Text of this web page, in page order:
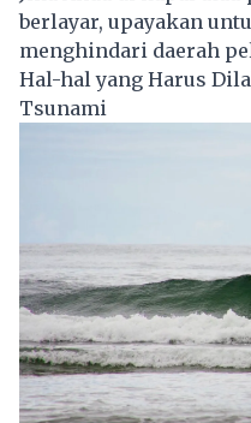
berlayar, upayakan
menghindari daerah
Hal-hal yang Harus
Tsunami